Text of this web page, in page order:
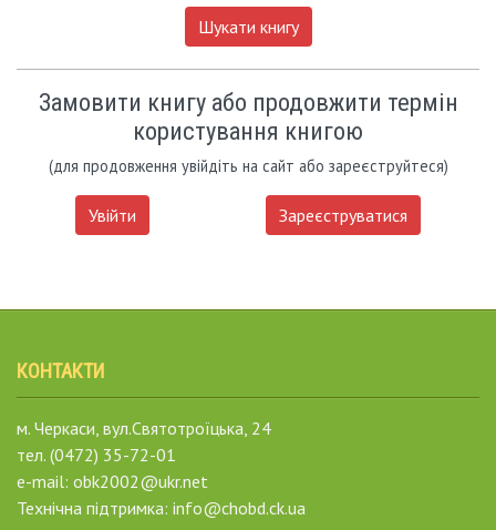
Шукати книгу
Замовити книгу або продовжити термін
користування книгою
(для продовження увійдіть на сайт або зареєструйтеся)
Увійти Зареєструватися
КОНТАКТИ
м. Черкаси, вул.Святотроїцька, 24
тел. (0472) 35-72-01
e-mail: obk2002@ukr.net
Технічна підтримка: info@chobd.ck.ua